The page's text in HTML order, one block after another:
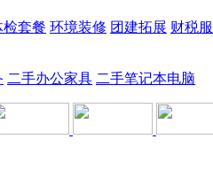
检套餐 环境装修 团建拓展 财税
二手办公家具 二手笔记本电脑